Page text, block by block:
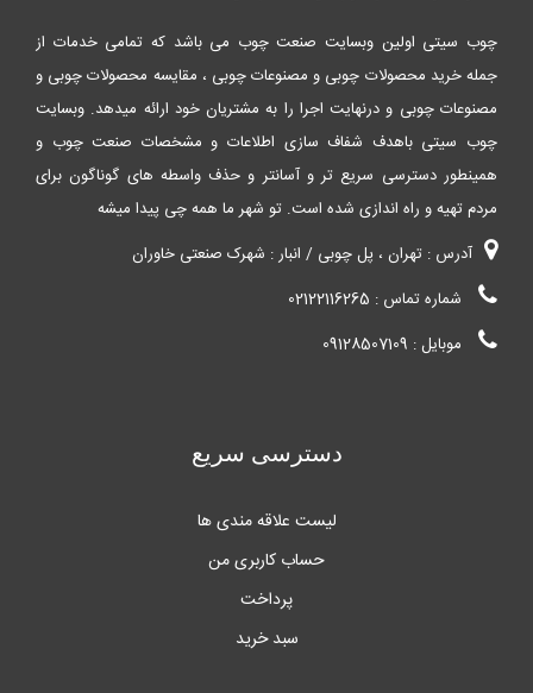
چوب سیتی اولین وبسایت صنعت چوب می باشد که تمامی خدمات از
جمله خرید محصولات چوبی و مصنوعات چوبی ، مقایسه محصولات چوبی و
مصنوعات چوبی و درنهایت اجرا را به مشتریان خود ارائه میدهد. وبسایت
چوب سیتی باهدف شفاف سازی اطلاعات و مشخصات صنعت چوب و
همینطور دسترسی سریع تر و آسانتر و حذف واسطه های گوناگون برای
مردم تهیه و راه اندازی شده است. تو شهر ما همه چی پیدا میشه
آدرس : تهران ، پل چوبی / انبار : شهرک صنعتی خاوران
شماره تماس : 02122116265
موبایل : 09128507109
دسترسی سریع
لیست علاقه مندی ها
حساب کاربری من
پرداخت
سبد خرید